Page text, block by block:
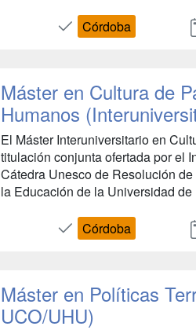
Córdoba
Máster en Cultura de
Humanos
El Máster Interuniversitario en
titulación conjunta ofertada por el
Cátedra Unesco de Resolución
la Educación de la Universidad de
Córdoba
Máster en Políticas
UCO/UHU)